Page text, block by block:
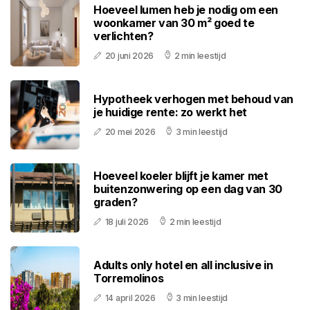
Hoeveel lumen heb je nodig om een
woonkamer van 30 m² goed te
verlichten?
20 juni 2026 2 min leestijd
Hypotheek verhogen met behoud van
je huidige rente: zo werkt het
20 mei 2026 3 min leestijd
Hoeveel koeler blijft je kamer met
buitenzonwering op een dag van 30
graden?
18 juli 2026 2 min leestijd
Adults only hotel en all inclusive in
Torremolinos
14 april 2026 3 min leestijd